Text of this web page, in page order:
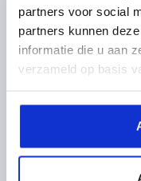
partners voor social
partners kunnen
informatie die u aan
verzameld op basis
1.4308 ELEKTROL.
OPPERVLAK
HANDKRACHT FH